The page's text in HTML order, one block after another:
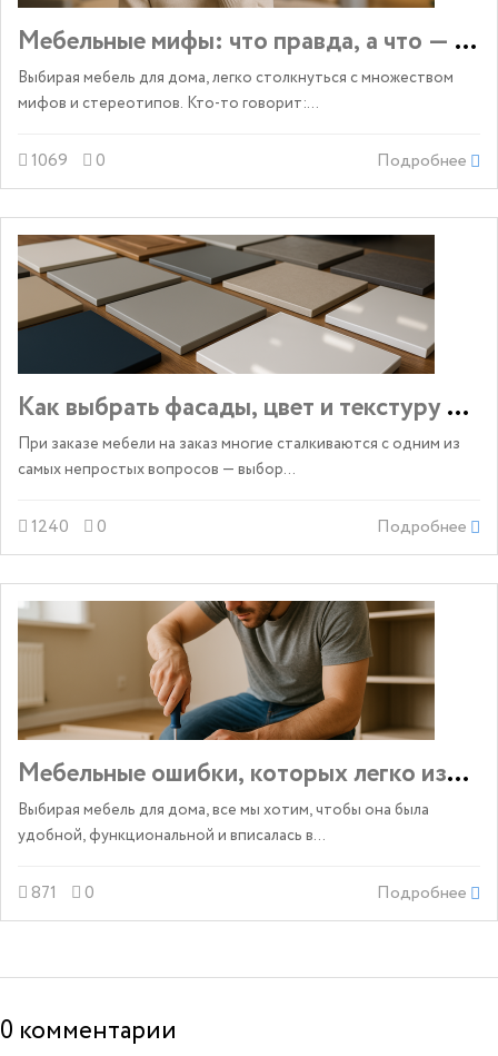
Мебельные мифы: что правда, а что —
Выбирая мебель для дома, легко столкнуться с множеством
мифов и стереотипов. Кто-то говорит:...
1069 0 Подробнее
Как выбрать фасады, цвет и текстуру
При заказе мебели на заказ многие сталкиваются с одним из
самых непростых вопросов — выбор...
1240 0 Подробнее
Мебельные ошибки, которых легко
Выбирая мебель для дома, все мы хотим, чтобы она была
удобной, функциональной и вписалась в...
871 0 Подробнее
0 комментарии